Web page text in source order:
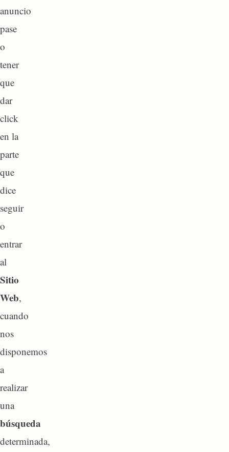
anuncio
pase
o
tener
que
dar
click
en la
parte
que
dice
seguir
o
entrar
al
Sitio
Web,
cuando
nos
disponemos
a
realizar
una
búsqueda
determinada,